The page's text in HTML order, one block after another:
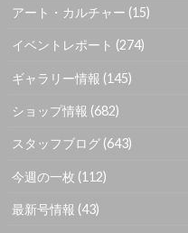
アート・カルチャー (15)
イベントレポート (274)
ギャラリー情報 (145)
ショップ情報 (682)
スタッフブログ (643)
今週の一枚 (112)
最新号情報 (43)